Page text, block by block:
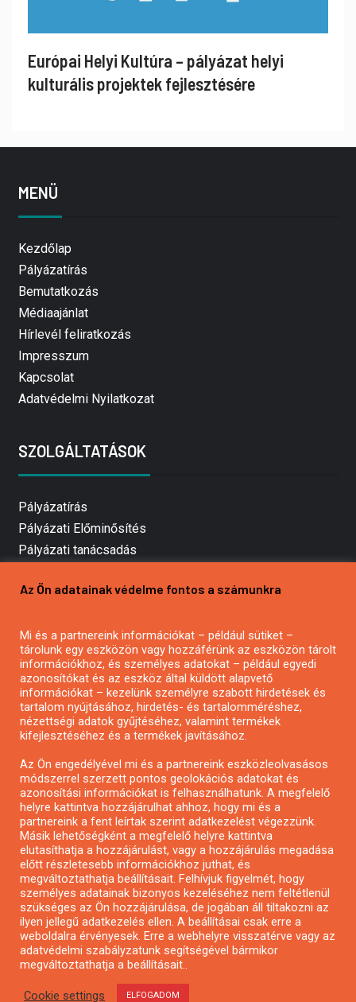
Európai Helyi Kultúra – pályázat helyi
kulturális projektek fejlesztésére
MENÜ
Kezdőlap
Pályázatírás
Bemutatkozás
Médiaajánlat
Hírlevél feliratkozás
Impresszum
Kapcsolat
Adatvédelmi Nyilatkozat
SZOLGÁLTATÁSOK
Pályázatírás
Pályázati Előminősítés
Pályázati tanácsadás
Mezőgazdasági pályázatírás
Pályázatírás civil szervezeteknek
Pályázatírás önkormányzatoknak
Pályázatfigyelés
Specifikus pályázatfigyelés vagy hírlevél
Pályázatok magánszemélyeknek
Pályázatok civil szervezeteknek
Pályázatok vállalkozásoknak
Önkormányzati pályázatok
Mezőgazdasági pályázatok
Falusi turizmus pályázatok
Napelem pályázatok
GINOP pályázatok
Az Ön adatainak védelme fontos a számunkra
Mi és a partnereink információkat – például sütiket –
tárolunk egy eszközön vagy hozzáférünk az eszközön tárolt
információkhoz, és személyes adatokat – például egyedi
azonosítókat és az eszköz által küldött alapvető
információkat – kezelünk személyre szabott hirdetések és
tartalom nyújtásához, hirdetés- és tartalomméréshez,
nézettségi adatok gyűjtéséhez, valamint termékek
kifejlesztéséhez és a termékek javításához.
Az Ön engedélyével mi és a partnereink eszközleolvasásos
módszerrel szerzett pontos geolokációs adatokat és
azonosítási információkat is felhasználhatunk. A megfelelő
helyre kattintva hozzájárulhat ahhoz, hogy mi és a
partnereink a fent leírtak szerint adatkezelést végezzünk.
Másik lehetőségként a megfelelő helyre kattintva
elutasíthatja a hozzájárulást, vagy a hozzájárulás megadása
előtt részletesebb információkhoz juthat, és
megváltoztathatja beállításait. Felhívjuk figyelmét, hogy
személyes adatainak bizonyos kezeléséhez nem feltétlenül
szükséges az Ön hozzájárulása, de jogában áll tiltakozni az
ilyen jellegű adatkezelés ellen. A beállításai csak erre a
weboldalra érvényesek. Erre a webhelyre visszatérve vagy az
adatvédelmi szabályzatunk segítségével bármikor
megváltoztathatja a beállításait..
Cookie settings ELFOGADOM